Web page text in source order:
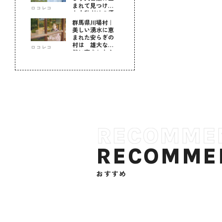
ロコレコ
まれて見つけ
た！私だけの優
しい自分時間
ロコレコ
群馬県川場村｜
美しい湧水に恵
まれた安らぎの
村は 雄大な自
然に育まれた心
おすすめ